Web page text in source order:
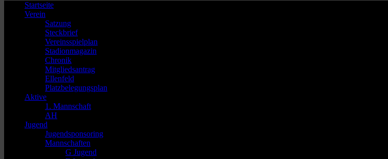
Startseite
Verein
Satzung
Steckbrief
Vereinsspielplan
Stadionmagazin
Chronik
Mitgliedsantrag
Ellenfeld
Platzbelegungsplan
Aktive
1. Mannschaft
AH
Jugend
Jugendsponsoring
Mannschaften
G Jugend